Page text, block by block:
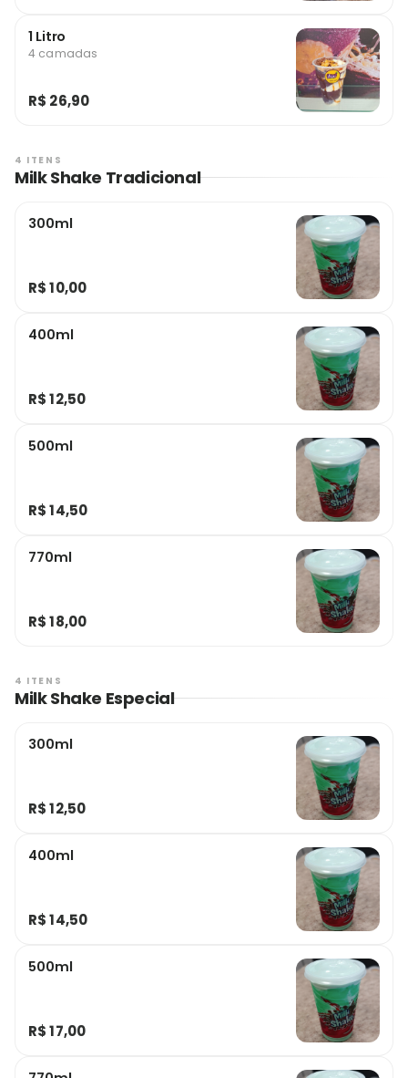
1 Litro
4 camadas
R$ 26,90
4 ITENS
Milk Shake Tradicional
300ml
R$ 10,00
400ml
R$ 12,50
500ml
R$ 14,50
770ml
R$ 18,00
4 ITENS
Milk Shake Especial
300ml
R$ 12,50
400ml
R$ 14,50
500ml
R$ 17,00